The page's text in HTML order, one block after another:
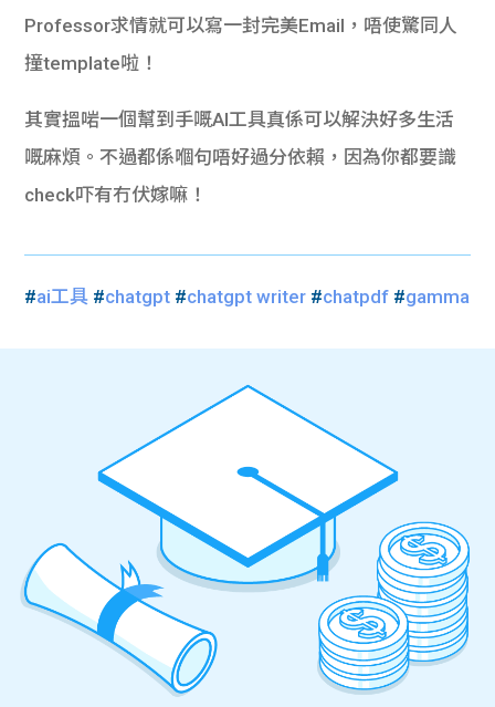
Professor求情就可以寫一封完美Email，唔使驚同人
撞template啦！
其實搵啱一個幫到手嘅AI工具真係可以解決好多生活
嘅麻煩。不過都係嗰句唔好過分依賴，因為你都要識
check吓有冇伏嫁嘛！
#ai工具 #chatgpt #chatgpt writer #chatpdf #gamma